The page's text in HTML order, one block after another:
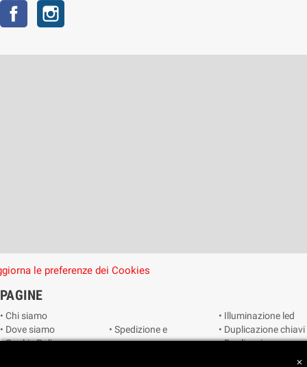
Facebook
le preferenze dei Cookies
PAGINE
• Chi siamo
• Dove siamo
• Cookie Policy
• Spedizione e
consegna
• Illuminazione led
• Duplicazione chiavi
• Duplicazione
close